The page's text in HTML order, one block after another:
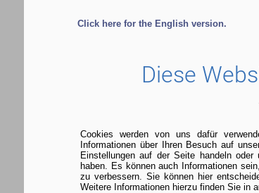
Click here for the English version.
Diese
Cookies werden von uns dafür
Informationen über Ihren Besuch auf
Einstellungen auf der Seite handeln
haben. Es können auch Informationen
zu verbessern. Sie können hier
Weitere Informationen hierzu finden Sie in